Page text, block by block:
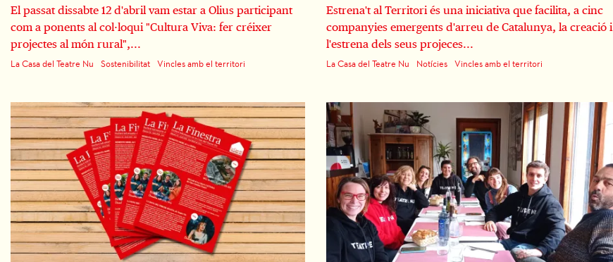
El passat dissabte 12 d'abril vam estar a Olius participant
com a ponents al col·loqui "Cultura Viva: fer créixer
projectes al món rural",...
La Casa del Teatre Nu Sostenibilitat Vincles amb el territori
Estrena't al Territori és una iniciativa que facilita, a cinc
companyies emergents d'arreu de Catalunya, la creació i
l'estrena dels seus projeces...
La Casa del Teatre Nu Notícies Vincles amb el territori